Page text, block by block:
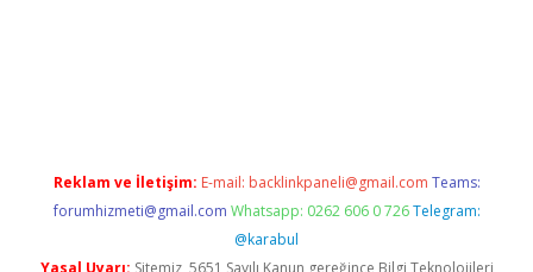
Reklam ve İletişim: E-mail: backlinkpaneli@gmail.com Teams:
forumhizmeti@gmail.com Whatsapp: 0262 606 0 726 Telegram:
@karabul
Yasal Uyarı: Sitemiz, 5651 Sayılı Kanun gereğince Bilgi Teknolojileri